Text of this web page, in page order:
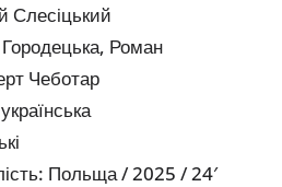
Городецька, Роман
Чеботар
Польща / 2025 / 24′